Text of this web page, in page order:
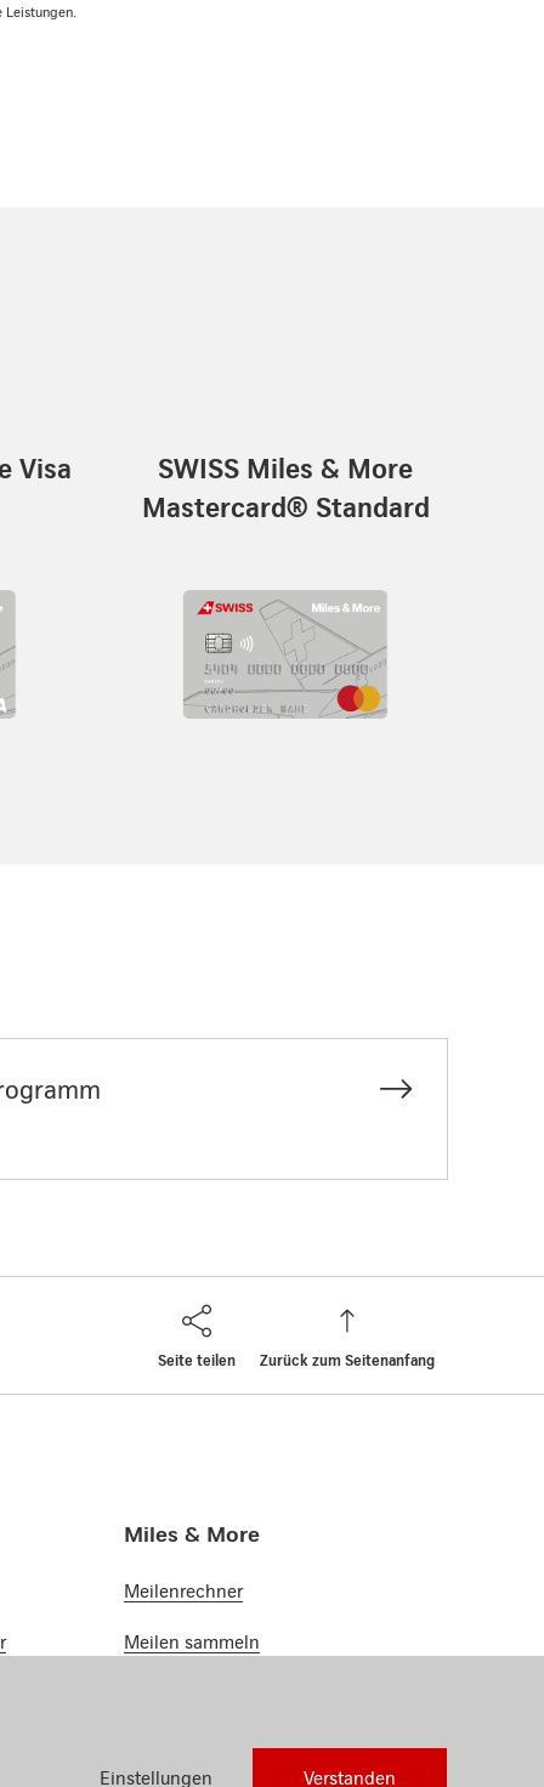
Einstellungen Verstanden
Leistungen.
Visa
SWISS Miles & More
Mastercard® Standard
Seite teilen Zurück zum Seitenanfang
Miles & More
Meilenrechner
Meilen sammeln